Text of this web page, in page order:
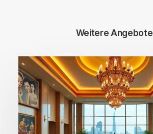
Weitere Angebote